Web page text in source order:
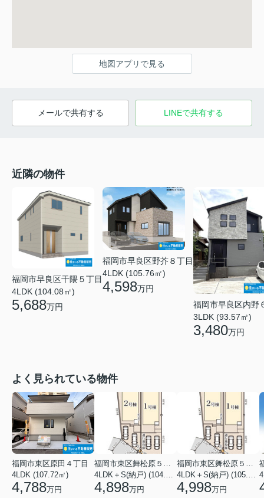
地図アプリで見る
メールで共有する LINEで共有する
近隣の物件
福岡市早良区干隈５丁目
4LDK (104.08㎡)
5,688万円
福岡市早良区野芥８丁目
4LDK (105.76㎡)
4,598万円
福岡市早良区内野
3LDK (93.57㎡)
3,480万円
よく見られている物件
福岡市東区原田４丁目
4LDK (107.72㎡)
4,788万円 4,898万円 4,998万円